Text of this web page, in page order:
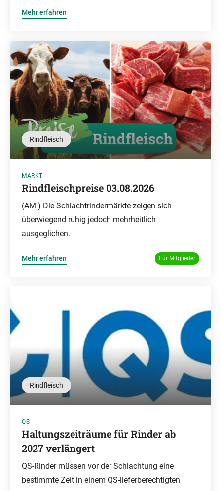
Mehr erfahren
Rindfleisch
MARKT
Rindfleischpreise 03.08.2026
(AMI) Die Schlachtrindermärkte zeigen sich
überwiegend ruhig jedoch mehrheitlich
ausgeglichen.
Mehr erfahren Für Mitglieder
Rindfleisch
QS
Haltungszeiträume für Rinder ab
2027 verlängert
QS-Rinder müssen vor der Schlachtung eine
bestimmte Zeit in einem QS-lieferberechtigten